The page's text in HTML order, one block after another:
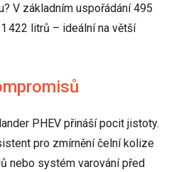
V základním uspořádání 495
422 litrů – ideální na větší
PHEV přináší pocit jistoty.
pro zmírnění čelní kolize
nebo systém varování před